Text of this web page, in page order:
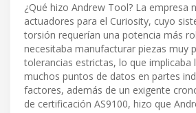
¿Qué hizo Andrew Tool? La empresa
actuadores para el Curiosity, cuyo
torsión requerían una potencia más
necesitaba manufacturar piezas muy
tolerancias estrictas, lo que implicaba
muchos puntos de datos en partes
factores, además de un exigente
de certificación AS9100, hizo que